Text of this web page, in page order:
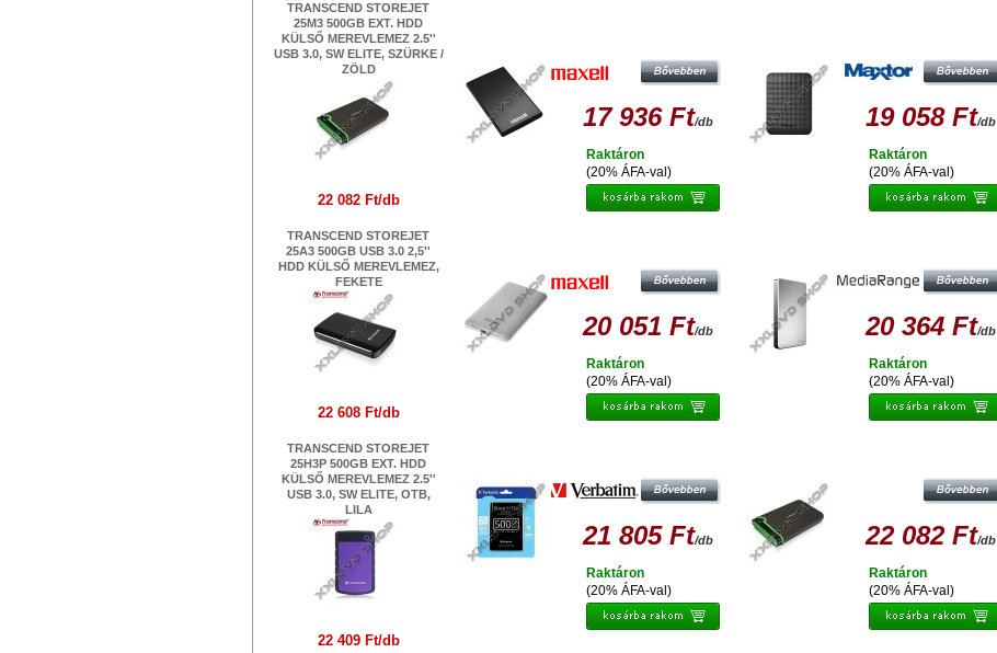
TRANSCEND STOREJET
25M3 500GB EXT. HDD
KÜLSŐ MEREVLEMEZ 2.5''
USB 3.0, SW ELITE, SZÜRKE /
ZÖLD
22 082 Ft/db
TRANSCEND STOREJET
25A3 500GB USB 3.0 2,5''
HDD KÜLSŐ MEREVLEMEZ,
FEKETE
22 608 Ft/db
TRANSCEND STOREJET
25H3P 500GB EXT. HDD
KÜLSŐ MEREVLEMEZ 2.5''
USB 3.0, SW ELITE, OTB,
LILA
22 409 Ft/db
17 936 Ft/db
(20% ÁFA-val)
Raktáron
FEKETE
19 058 Ft/db
(20% ÁFA-val)
Raktáron
20 051 Ft/db
(20% ÁFA-val)
Raktáron
20 364 Ft/db
(20% ÁFA-val)
Raktáron
21 805 Ft/db
(20% ÁFA-val)
Raktáron
USB 3.0, SW ELITE, SZÜRKE / ZÖLD
22 082 Ft/db
(20% ÁFA-val)
Raktáron